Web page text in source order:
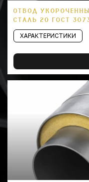
ОТВОД
СТАЛЬ 20 ГОСТ
ХАРАКТЕРИСТИКИ